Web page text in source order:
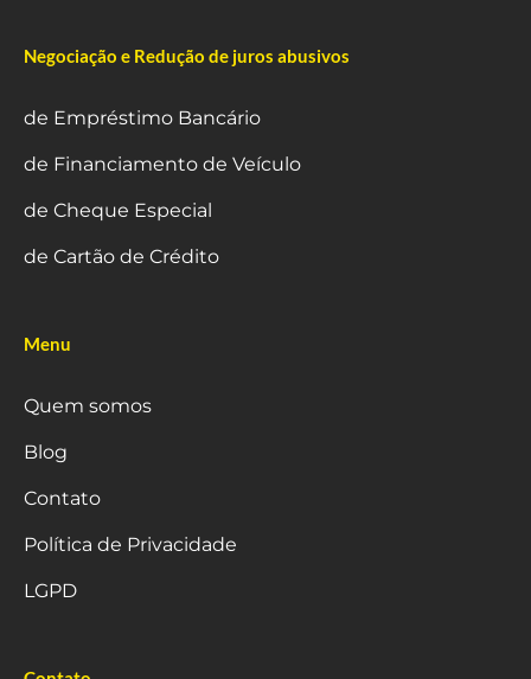
Negociação e Redução de juros abusivos
de Empréstimo Bancário
de Financiamento de Veículo
de Cheque Especial
de Cartão de Crédito
Menu
Quem somos
Blog
Contato
Política de Privacidade
LGPD